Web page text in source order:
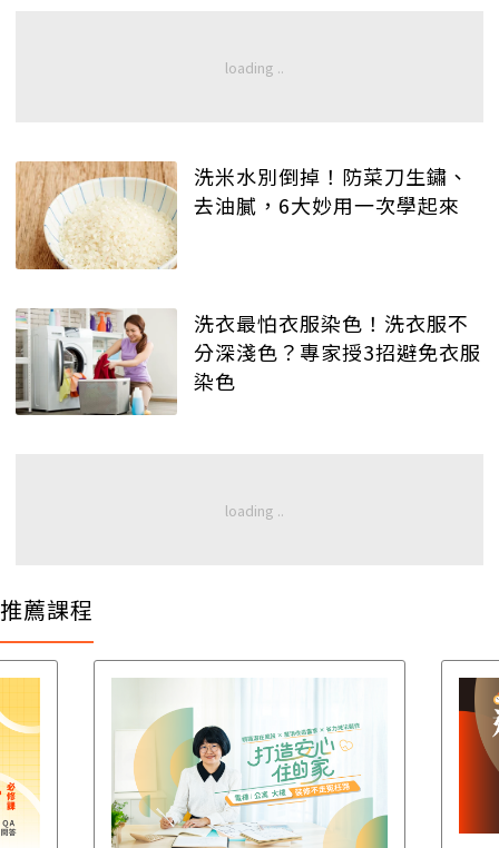
洗米水別倒掉！防菜刀生鏽、
去油膩，6大妙用一次學起來
洗衣最怕衣服染色！洗衣服不
分深淺色？專家授3招避免衣服
染色
推薦課程